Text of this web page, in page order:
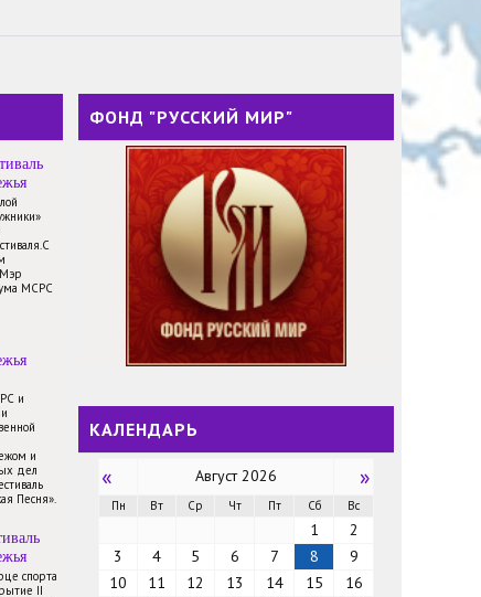
МСРС
и
и
дел
Песня».
спорта
II
ФОНД "РУССКИЙ МИР"
КАЛЕНДАРЬ
« Август 2026 »
Пн Вт Ср Чт Пт Сб Вс
1
2
3
4 5 6 7 8
9
10
11 12 13 14 15
16